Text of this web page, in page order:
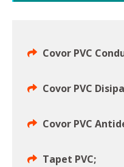
Covor PVC
Covor PVC
Covor PVC
Tapet PVC;